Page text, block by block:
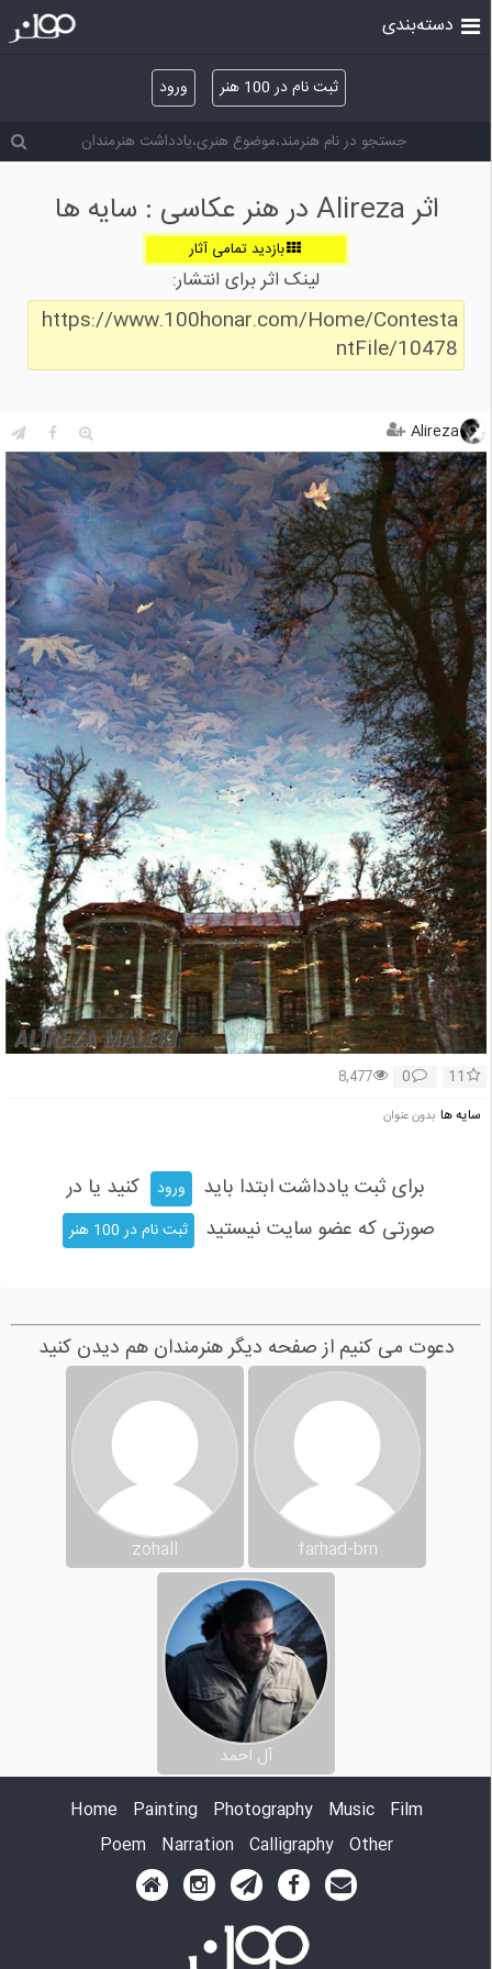
ثبت نام در 100 هنر ورود
دسته‌بندی
اثر Alireza در هنر عکاسی : سایه ها
بازدید تمامی آثار
لینک اثر برای انتشار:
https://www.100honar.com/Home/Contesta
ntFile/10478
Alireza
11
0
8,477
سایه ها بدون عنوان
برای ثبت یادداشت ابتدا باید ورود
کنید یا در
صورتی که عضو سایت نیستید
ثبت نام در 100 هنر
دعوت می کنیم از صفحه دیگر هنرمندان هم دیدن کنید
farhad-brn
zohall
آل احمد
Home
Painting Photography Music
Film
Poem
Narration Calligraphy Other